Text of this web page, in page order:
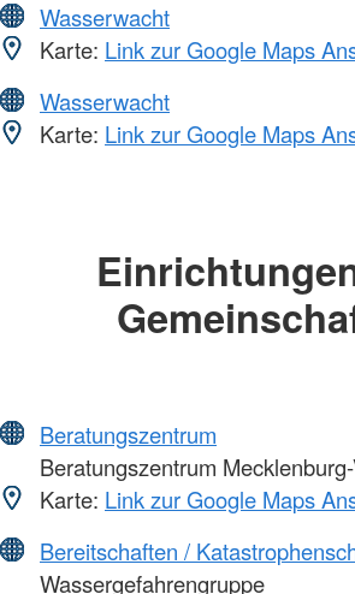
Wasserwacht
Karte: Link zur Google Maps
Wasserwacht
Karte: Link zur Google Maps
Beratungszentrum
Beratungszentrum
Karte: Link zur Google Maps
Bereitschaften /
Wassergefahrengruppe